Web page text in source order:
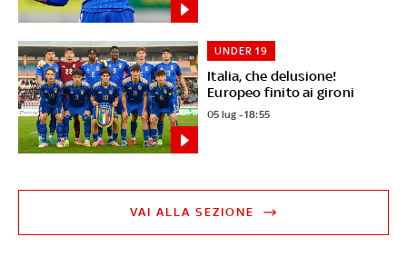
Italia, che delusione!
Europeo finito ai gironi
UNDER 19
05 lug - 18:55
VAI ALLA SEZIONE